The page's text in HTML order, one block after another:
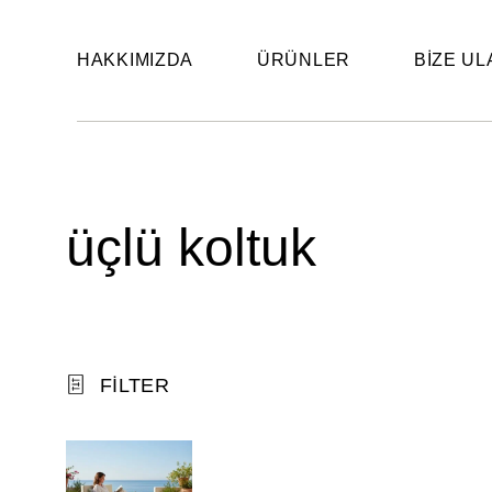
HAKKIMIZDA ÜRÜNLER BIZE
üçlü koltuk
FILTER